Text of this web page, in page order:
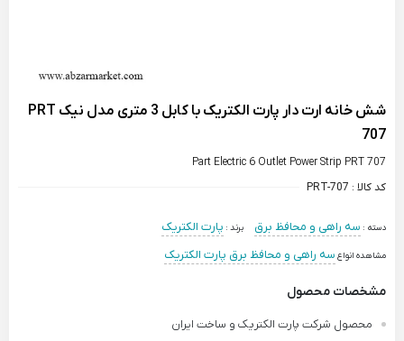
شش خانه ارت دار پارت الکتریک با کابل 3 متری مدل نیک PRT
707
Part Electric 6 Outlet Power Strip PRT 707
کد کالا : PRT-707
دسته : سه راهی و محافظ برق برند : پارت الکتریک
مشاهده انواع سه راهی و محافظ برق پارت الکتریک
مشخصات محصول
محصول شرکت پارت الکتریک و ساخت ایران